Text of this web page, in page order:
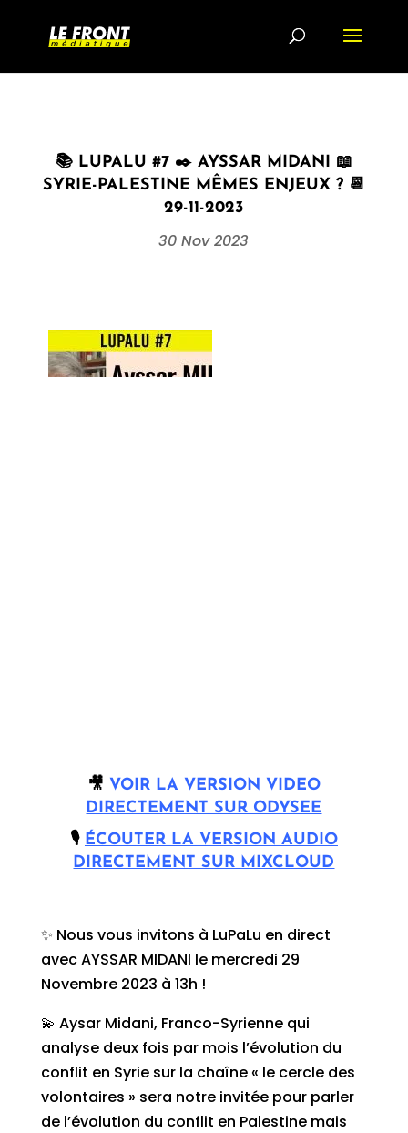
📚 LUPALU #7 ✒️ AYSSAR MIDANI 📖
SYRIE-PALESTINE MÊMES ENJEUX ? 📆
29-11-2023
30 Nov 2023
🎥 VOIR LA VERSION VIDEO
DIRECTEMENT SUR ODYSEE
🎙 ÉCOUTER LA VERSION AUDIO
DIRECTEMENT SUR MIXCLOUD
✨ Nous vous invitons à LuPaLu en direct
avec AYSSAR MIDANI le mercredi 29
Novembre 2023 à 13h !
💫 Aysar Midani, Franco-Syrienne qui
analyse deux fois par mois l’évolution du
conflit en Syrie sur la chaîne « le cercle des
volontaires » sera notre invitée pour parler
de l’évolution du conflit en Palestine mais